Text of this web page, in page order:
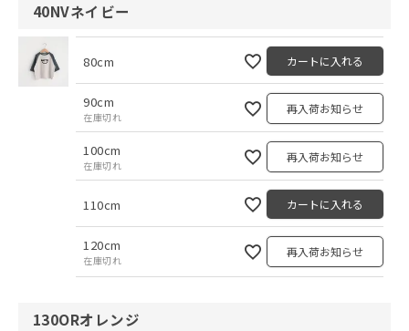
40NVネイビー
80cm カートに入れる
90cm
在庫切れ
再入荷お知らせ
100cm
在庫切れ
再入荷お知らせ
110cm カートに入れる
120cm
在庫切れ
再入荷お知らせ
130ORオレンジ